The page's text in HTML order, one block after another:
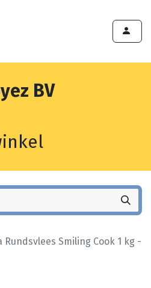
BV
Rundsvlees Smiling Cook 1 kg -